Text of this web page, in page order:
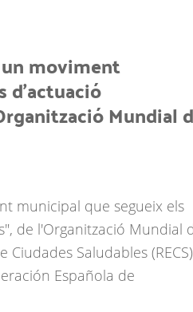
moviment
d'actuació
Mundial
municipal que segueix els
de l'Organització Mundial
Saludables
Española de